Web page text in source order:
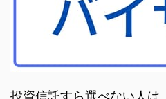
投資信託すら選べない人は、